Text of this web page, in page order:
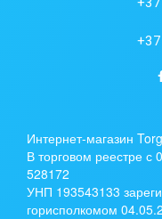
Интернет-магазин
В торговом реестре с
528172
УНП 193543133
горисполкомом